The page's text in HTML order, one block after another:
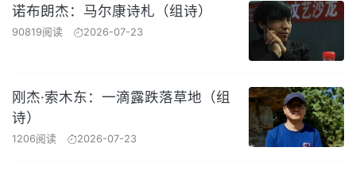
诺布朗杰：马尔康诗札（组诗）
90819阅读 2026-07-23
刚杰·索木东：一滴露跌落草地（组
诗）
1206阅读 2026-07-23